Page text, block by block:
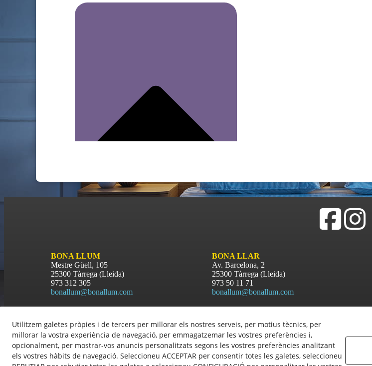
BONA LLUM
Mestre Güell, 105
25300 Tàrrega (Lleida)
973 312 305
bonallum@bonallum.com
BONA LLAR
Av. Barcelona, 2
25300 Tàrrega (Lleida)
973 50 11 71
bonallum@bonallum.com
Política de Cookies
Política de Privacitat
© 08/2026 GRUP BONA LLUM - Tots els drets reservats.
Utilitzem galetes pròpies i de tercers per millorar els nostres serveis, per motius tècnics, per
millorar la vostra experiència de navegació, per emmagatzemar les vostres preferències i,
opcionalment, per mostrar-vos anuncis personalitzats segons les vostres preferències analitzant
els vostres hàbits de navegació. Seleccioneu ACCEPTAR per consentir totes les galetes, seleccioneu